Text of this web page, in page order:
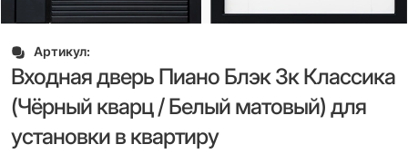
Артикул:
Входная дверь Пиано Блэк 3к Классика
(Чёрный кварц / Белый матовый) для
установки в квартиру